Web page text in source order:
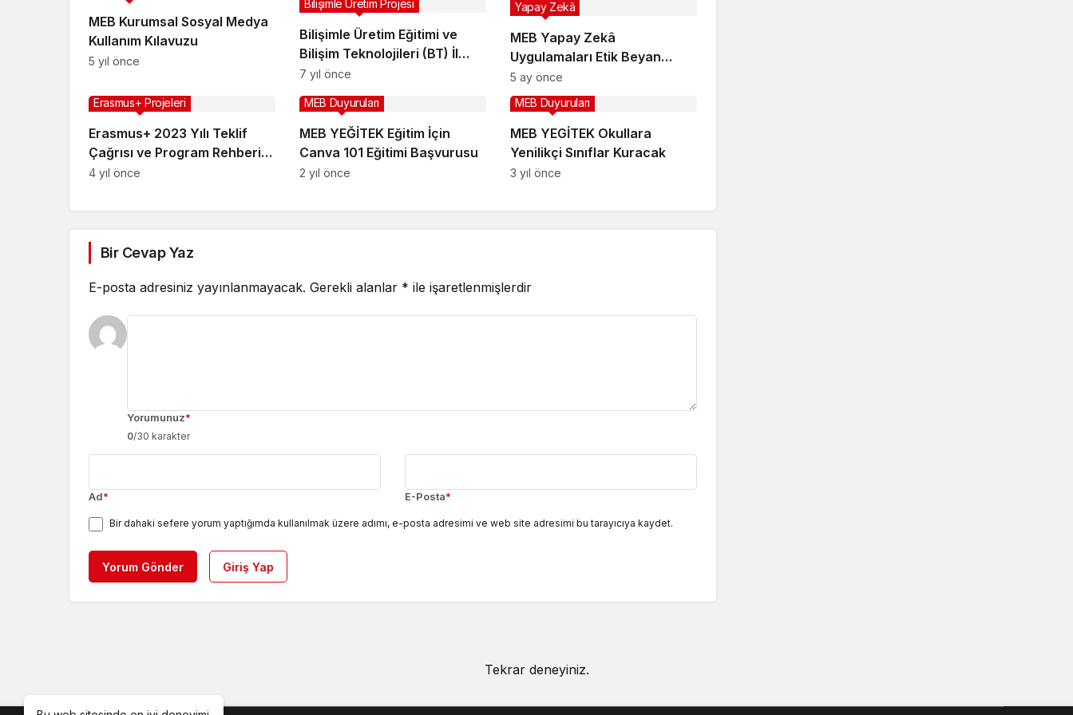
MEB Kurumsal Sosyal Medya
Kullanım Kılavuzu
5 yıl önce
Bilişimle Üretim Eğitimi ve
Bilişim Teknolojileri (BT) İl
Koordinatörleri Çalıştayı
Sonuç Raporu Yayımlandı
Bilişimle Üretim Projesi
7 yıl önce
MEB Yapay Zekâ
Uygulamaları Etik Beyan
Sistemi
Yapay Zekâ
5 ay önce
Erasmus+ 2023 Yılı Teklif
Çağrısı ve Program Rehberi
Yayımlandı
Erasmus+ Projeleri
4 yıl önce
MEB YEĞİTEK Eğitim İçin
Canva 101 Eğitimi Başvurusu
MEB Duyuruları
2 yıl önce
MEB YEGİTEK Okullara
Yenilikçi Sınıflar Kuracak
MEB Duyuruları
3 yıl önce
Bir Cevap Yaz
E-posta adresiniz yayınlanmayacak. Gerekli alanlar * ile işaretlenmişlerdir
Yorumunuz*
0/30 karakter
Ad* E-Posta*
Bir dahaki sefere yorum yaptığımda kullanılmak üzere adımı, e-posta adresimi ve web site adresimi bu tarayıcıya kaydet.
Yorum Gönder Giriş Yap
Tekrar deneyiniz.